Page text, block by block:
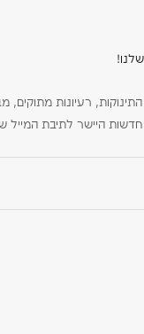
רעיונות מתוקים,
היישר לתיבת המייל